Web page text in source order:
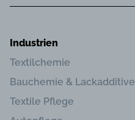
Industrien
Textilchemie
Bauchemie & Lackadditive
Textile Pflege